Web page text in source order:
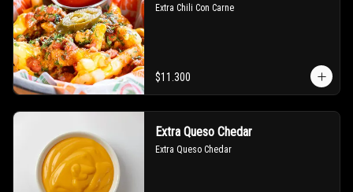
Extra Chili Con Carne
$11.300
Extra Queso Chedar
Extra Queso Chedar